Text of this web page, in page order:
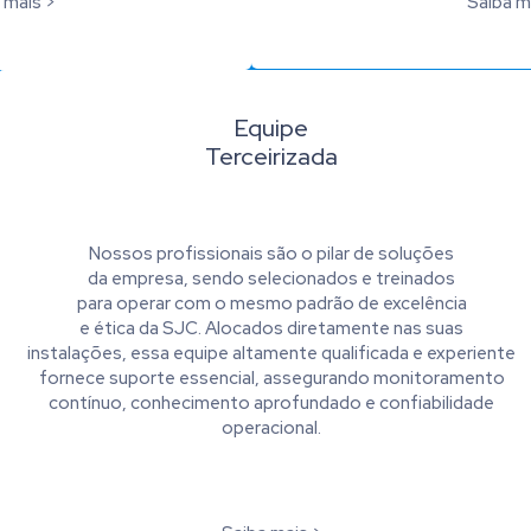
Equipe
Terceirizada
Nossos profissionais são o pilar de soluções
da empresa, sendo selecionados e treinados
para operar com o mesmo padrão de excelência
e ética da SJC. Alocados diretamente nas suas
instalações, essa equipe altamente qualificada e experiente
fornece suporte essencial, assegurando monitoramento
contínuo, conhecimento aprofundado e confiabilidade
operacional.